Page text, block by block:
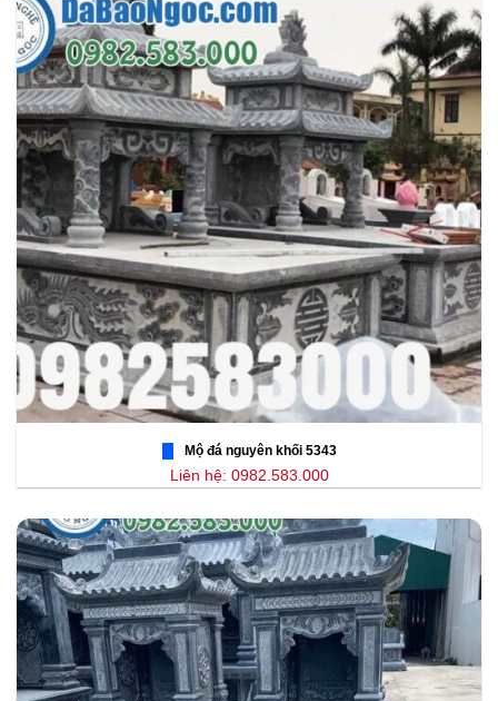
Mộ đá nguyên khối 5343
Liên hệ: 0982.583.000